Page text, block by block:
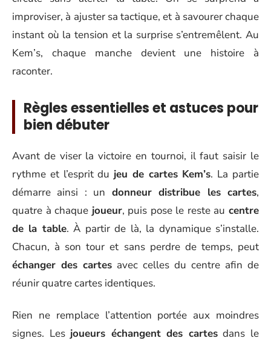
improviser, à ajuster sa tactique, et à savourer chaque
instant où la tension et la surprise s’entremêlent. Au
Kem’s, chaque manche devient une histoire à
raconter.
Règles essentielles et astuces pour
bien débuter
Avant de viser la victoire en tournoi, il faut saisir le
rythme et l’esprit du jeu de cartes Kem’s. La partie
démarre ainsi : un donneur distribue les cartes,
quatre à chaque joueur, puis pose le reste aucentre
de la table. À partir de là, la dynamique s’installe.
Chacun, à son tour et sans perdre de temps, peut
échanger des cartes avec celles du centre afin de
réunir quatre cartes identiques.
Rien ne remplace l’attention portée aux moindres
signes. Les joueurs échangent des cartesdans le